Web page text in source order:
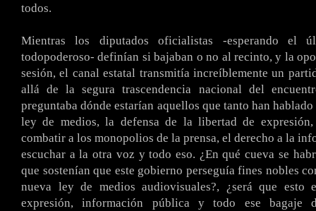
todos.
Mientras los diputados oficialistas -esperando el
todopoderoso- definían si bajaban o no al recinto, y la
sesión, el canal estatal transmitía increíblemente un
allá de la segura trascendencia nacional del
preguntaba dónde estarían aquellos que tanto han
ley de medios, la defensa de la libertad de
combatir a los monopolios de la prensa, el derecho a la
escuchar a la otra voz y todo eso. ¿En qué cueva se
que sostenían que este gobierno perseguía fines nobles
nueva ley de medios audiovisuales?, ¿será que esto
expresión, información pública y todo ese bagaje